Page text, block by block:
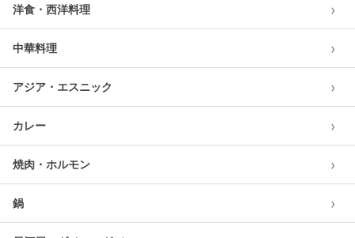
洋食・西洋料理 ›
中華料理 ›
アジア・エスニック ›
カレー ›
焼肉・ホルモン ›
鍋 ›